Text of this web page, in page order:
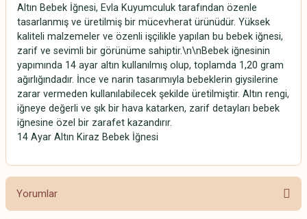
Altın Bebek İğnesi, Evla Kuyumculuk tarafından özenle
tasarlanmış ve üretilmiş bir mücevherat ürünüdür. Yüksek
kaliteli malzemeler ve özenli işçilikle yapılan bu bebek iğnesi,
zarif ve sevimli bir görünüme sahiptir.\n\nBebek iğnesinin
yapımında 14 ayar altın kullanılmış olup, toplamda 1,20 gram
ağırlığındadır. İnce ve narin tasarımıyla bebeklerin giysilerine
zarar vermeden kullanılabilecek şekilde üretilmiştir. Altın rengi,
iğneye değerli ve şık bir hava katarken, zarif detayları bebek
iğnesine özel bir zarafet kazandırır.
14 Ayar Altın Kiraz Bebek İğnesi
Yorumlar